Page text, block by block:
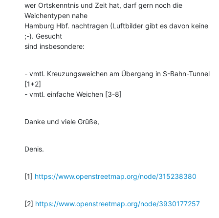
wer Ortskenntnis und Zeit hat, darf gern noch die
Weichentypen nahe
Hamburg Hbf. nachtragen (Luftbilder gibt es davon keine
;-). Gesucht
sind insbesondere:
- vmtl. Kreuzungsweichen am Übergang in S-Bahn-Tunnel
[1+2]
- vmtl. einfache Weichen [3-8]
Danke und viele Grüße,
Denis.
[1] https://www.openstreetmap.org/node/315238380
[2] https://www.openstreetmap.org/node/3930177257